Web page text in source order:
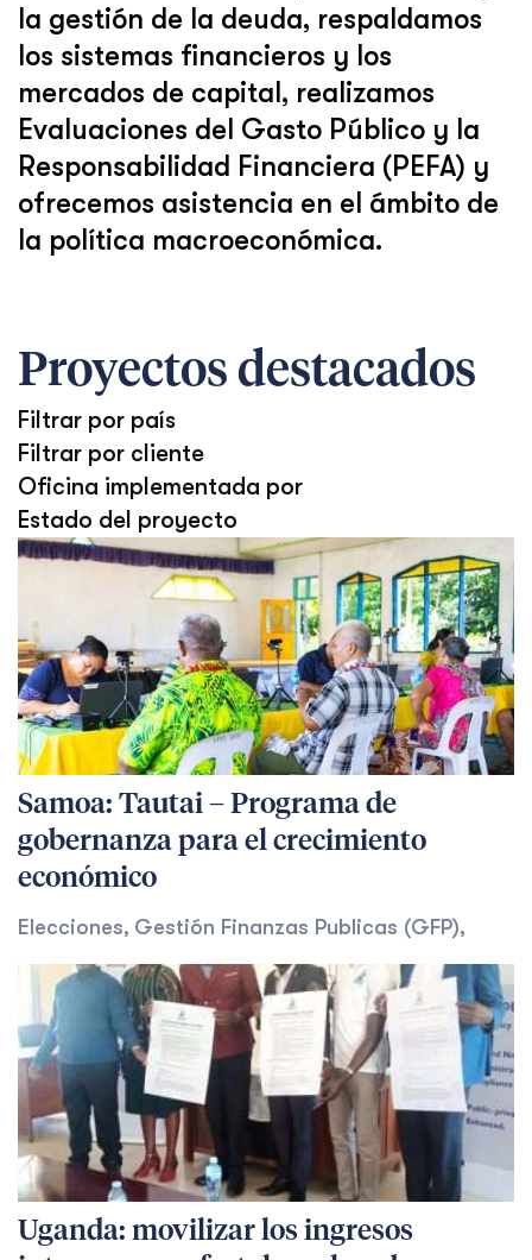
la gestión de la deuda, respaldamos
los sistemas financieros y los
mercados de capital, realizamos
Evaluaciones del Gasto Público y la
Responsabilidad Financiera (PEFA) y
ofrecemos asistencia en el ámbito de
la política macroeconómica.
Proyectos destacados
Filtrar por país
Filtrar por cliente
Oficina implementada por
Estado del proyecto
Samoa: Tautai – Programa de
gobernanza para el crecimiento
económico
Elecciones, Gestión Finanzas Publicas (GFP),
Uganda: movilizar los ingresos